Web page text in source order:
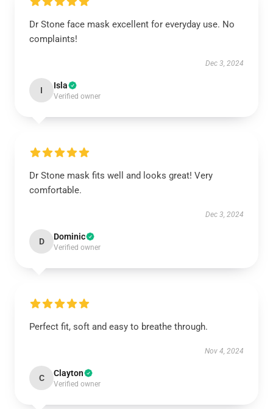
Dr Stone face mask excellent for everyday use. No
complaints!
Dec 3, 2024
I Isla
Verified owner
Dr Stone mask fits well and looks great! Very
comfortable.
Dec 3, 2024
D Dominic
Verified owner
Perfect fit, soft and easy to breathe through.
Nov 4, 2024
C Clayton
Verified owner